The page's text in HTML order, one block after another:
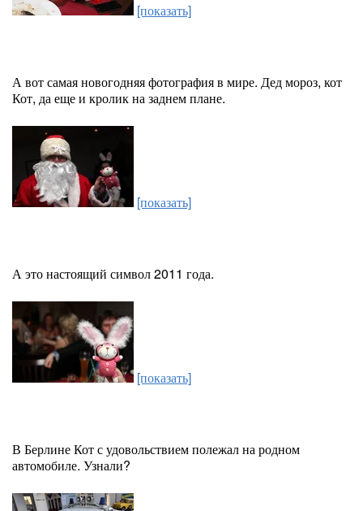
[показать]
А вот самая новогодняя фотография в мире. Дед мороз, кот
Кот, да еще и кролик на заднем плане.
[показать]
А это настоящий символ 2011 года.
[показать]
В Берлине Кот с удовольствием полежал на родном
автомобиле. Узнали?